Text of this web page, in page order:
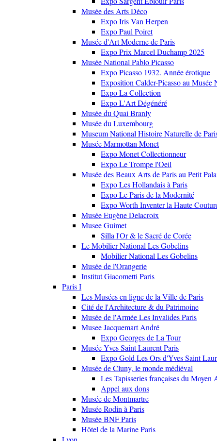
Musée des Arts Déco
Expo Iris Van Herpen
Expo Paul Poiret
Musée d'Art Moderne de Paris
Expo Prix Marcel Duchamp 2025
Musée National Pablo Picasso
Expo Picasso 1932. Année érotique
Exposition Calder-Picasso au Musée
Expo La Collection
Expo L'Art Dégénéré
Musée du Quai Branly
Musée du Luxembourg
Museum National Histoire Naturelle de
Musée Marmottan Monet
Expo Monet Collectionneur
Expo Le Trompe l'Oeil
Musée des Beaux Arts de Paris au Petit
Expo Les Hollandais à Paris
Expo Le Paris de la Modernité
Expo Worth Inventer la Haute
Musée Eugène Delacroix
Musee Guimet
Silla l'Or & le Sacré de Corée
Le Mobilier National Les Gobelins
Mobilier National Les Gobelins
Musée de l'Orangerie
Institut Giacometti Paris
Paris I
Les Musées en ligne de la Ville de Paris
Cité de l'Architecture & du Patrimoine
Musée de l'Armée Les Invalides Paris
Musee Jacquemart André
Expo Georges de La Tour
Musée Yves Saint Laurent Paris
Expo Gold Les Ors d'Yves Saint
Musée de Cluny, le monde médiéval
Les Tapisseries françaises du Moyen
Appel aux dons
Musée de Montmartre
Musée Rodin à Paris
Musée BNF Paris
Hôtel de la Marine Paris